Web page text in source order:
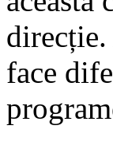
direcție.
face